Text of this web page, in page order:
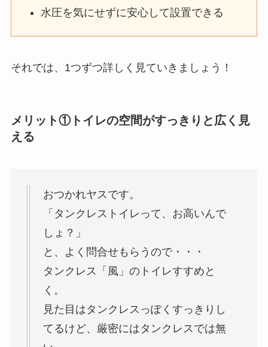
水圧を気にせずに安心して設置できる
それでは、1つずつ詳しく見ていきましょう！
メリット①トイレの空間がすっきりと広く見
える
おつかれヤスです。
「タンクレストイレって、お高いんで
しょ？」
と、よく問合せもらうので・・・
タンクレス「風」のトイレすすめと
く。
見た目はタンクレスっぽくすっきりし
てるけど、厳密にはタンクレスでは無